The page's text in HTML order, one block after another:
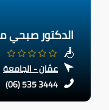
الدكتور صبحي
عمّان - الجامعة
(06) 535 3444